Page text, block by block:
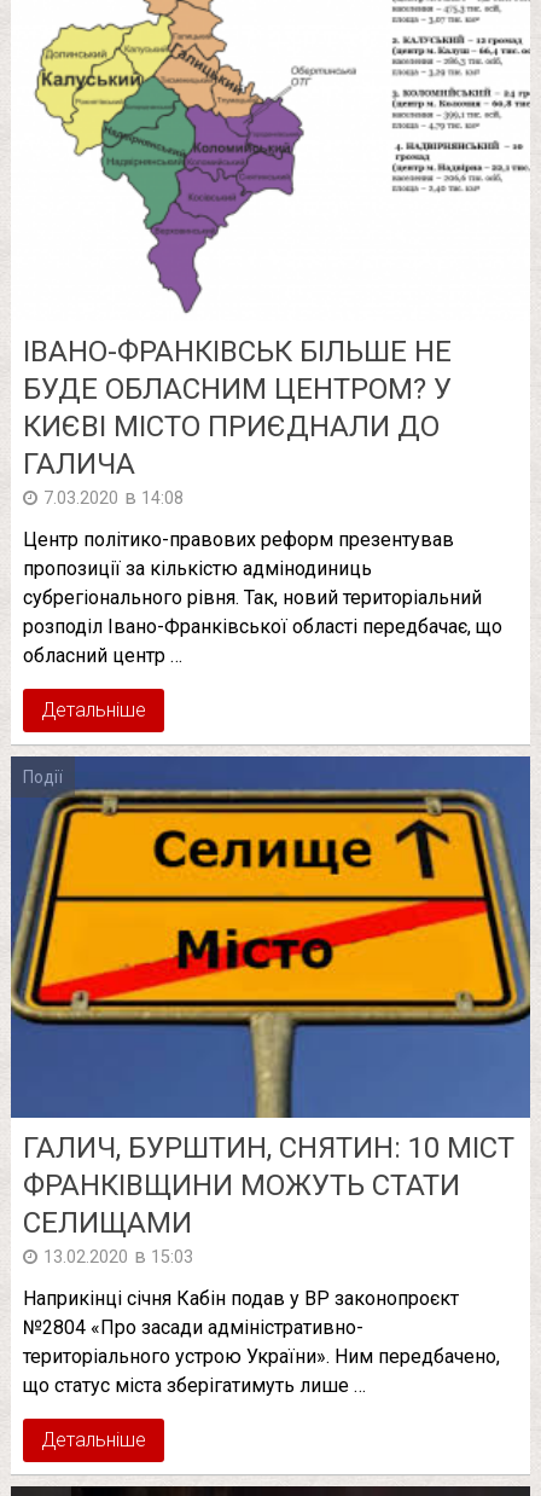
ІВАНО-ФРАНКІВСЬК БІЛЬШЕ НЕ
БУДЕ ОБЛАСНИМ ЦЕНТРОМ? У
КИЄВІ МІСТО ПРИЄДНАЛИ ДО
ГАЛИЧА
7.03.2020 в 14:08
Центр політико-правових реформ презентував
пропозиції за кількістю адмінодиниць
субрегіонального рівня. Так, новий територіальний
розподіл Івано-Франківської області передбачає, що
обласний центр …
Детальніше
Події
ГАЛИЧ, БУРШТИН, СНЯТИН: 10 МІСТ
ФРАНКІВЩИНИ МОЖУТЬ СТАТИ
СЕЛИЩАМИ
13.02.2020 в 15:03
Наприкінці січня Кабін подав у ВР законопроєкт
№2804 «Про засади адміністративно-
територіального устрою України». Ним передбачено,
що статус міста зберігатимуть лише …
Детальніше